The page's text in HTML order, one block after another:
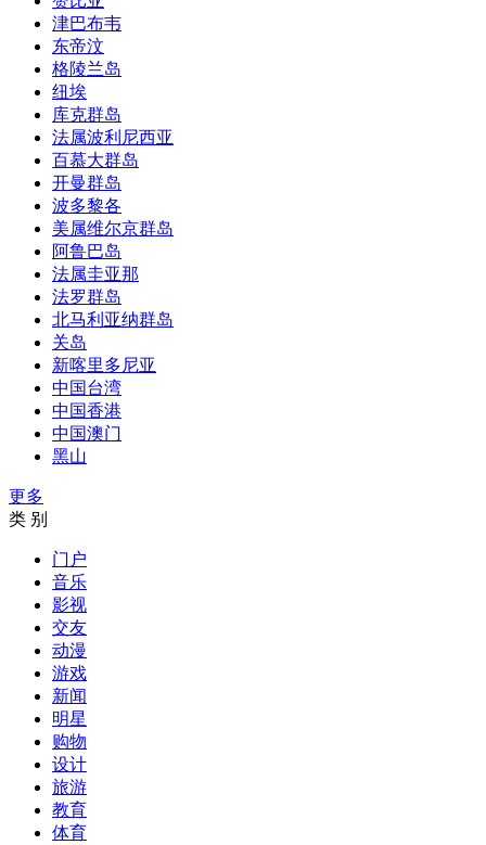
津巴布韦
东帝汶
格陵兰岛
纽埃
库克群岛
法属波利尼西亚
百慕大群岛
开曼群岛
波多黎各
美属维尔京群岛
阿鲁巴岛
法属圭亚那
法罗群岛
北马利亚纳群岛
关岛
新喀里多尼亚
中国台湾
中国香港
中国澳门
黑山
更多
类 别
门户
音乐
影视
交友
动漫
游戏
新闻
明星
购物
设计
旅游
教育
体育